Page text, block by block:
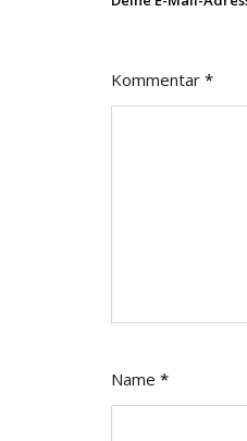
Kommentar *
Name *